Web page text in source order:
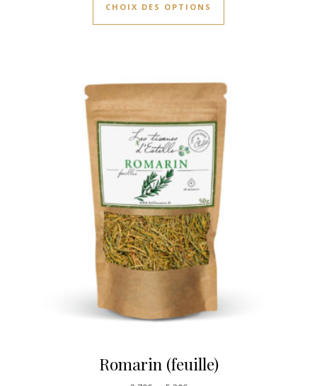
CHOIX DES OPTIONS
Romarin (feuille)